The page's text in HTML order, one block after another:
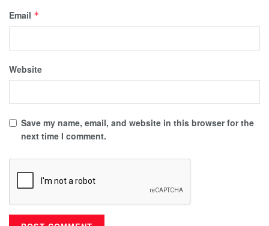
Email *
Website
Save my name, email, and website in this browser for the
next time I comment.